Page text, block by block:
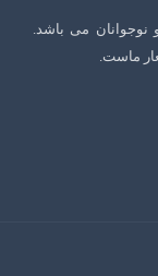
کودکان و نوجوانان می باشد.
ماست.